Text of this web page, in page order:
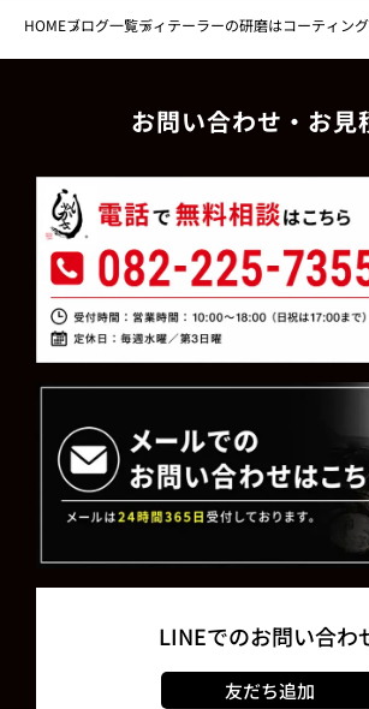
HOMEブログ一覧ディテーラーの研磨はコーティン
お問い合わせ・お見
LINEでのお問い合わ
友だち追加